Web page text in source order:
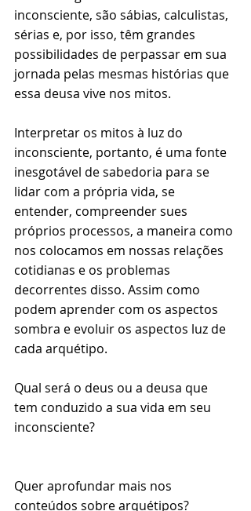
inconsciente, são sábias, calculistas,
sérias e, por isso, têm grandes
possibilidades de perpassar em sua
jornada pelas mesmas histórias que
essa deusa vive nos mitos.
Interpretar os mitos à luz do
inconsciente, portanto, é uma fonte
inesgotável de sabedoria para se
lidar com a própria vida, se
entender, compreender sues
próprios processos, a maneira como
nos colocamos em nossas relações
cotidianas e os problemas
decorrentes disso. Assim como
podem aprender com os aspectos
sombra e evoluir os aspectos luz de
cada arquétipo.
Qual será o deus ou a deusa que
tem conduzido a sua vida em seu
inconsciente?
Quer aprofundar mais nos
conteúdos sobre arquétipos?